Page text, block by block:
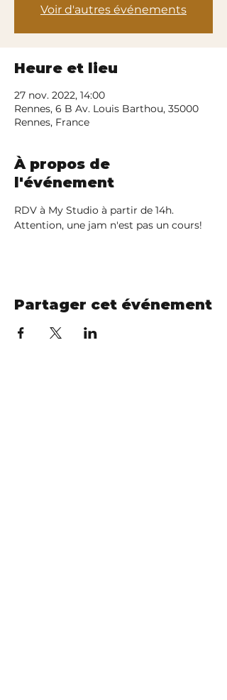
Voir d'autres événements
Heure et lieu
27 nov. 2022, 14:00
Rennes, 6 B Av. Louis Barthou, 35000
Rennes, France
À propos de
l'événement
RDV à My Studio à partir de 14h.
Attention, une jam n'est pas un cours!
Partager cet événement